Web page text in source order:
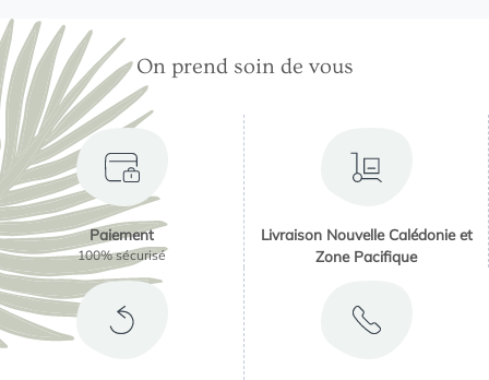
On prend soin de vous
Paiement
100% sécurisé
Livraison Nouvelle Calédonie et
Zone Pacifique